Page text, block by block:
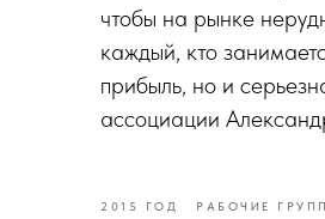
чтобы на рынке
каждый, кто
прибыль, но и
ассоциации
2015 ГОД РАБОЧИЕ